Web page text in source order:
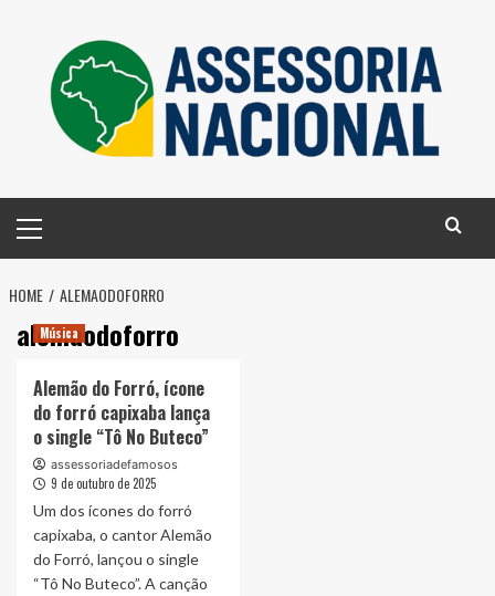
content
Menu
HOME ALEMAODOFORRO
alemaodoforro
Música
Alemão do Forró, ícone
do forró capixaba lança
o single “Tô No Buteco”
assessoriadefamosos
9 de outubro de 2025
Um dos ícones do forró
capixaba, o cantor Alemão
do Forró, lançou o single
“Tô No Buteco”. A canção